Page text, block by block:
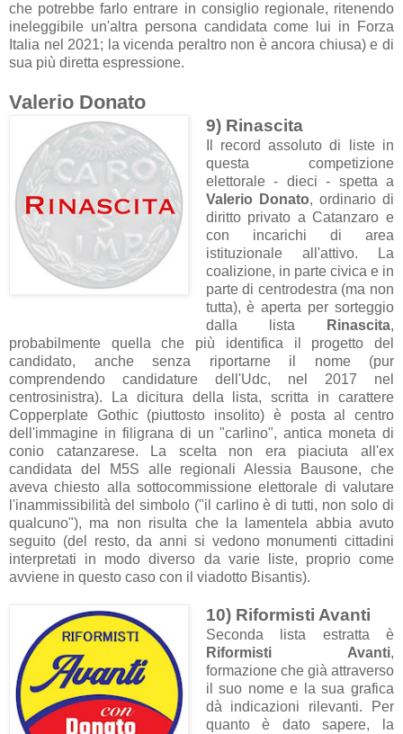
che potrebbe farlo entrare in consiglio regionale, ritenendo
ineleggibile un'altra persona candidata come lui in Forza
Italia nel 2021; la vicenda peraltro non è ancora chiusa) e di
sua più diretta espressione.
Valerio Donato
9) Rinascita
Il record assoluto di liste in
questa competizione
elettorale - dieci - spetta a
Valerio Donato, ordinario di
diritto privato a Catanzaro e
con incarichi di area
istituzionale all'attivo. La
coalizione, in parte civica e in
parte di centrodestra (ma non
tutta), è aperta per sorteggio
dalla lista
Rinascita,
probabilmente quella che più identifica il progetto del
candidato, anche senza riportarne il nome (pur
comprendendo candidature dell'Udc, nel 2017 nel
centrosinistra). La dicitura della lista, scritta in carattere
Copperplate Gothic (piuttosto insolito) è posta al centro
dell'immagine in filigrana di un "carlino", antica moneta di
conio catanzarese. La scelta non era piaciuta all'ex
candidata del M5S alle regionali Alessia Bausone, che
aveva chiesto alla sottocommissione elettorale di valutare
l'inammissibilità del simbolo ("il carlino è di tutti, non solo di
qualcuno"), ma non risulta che la lamentela abbia avuto
seguito (del resto, da anni si vedono monumenti cittadini
interpretati in modo diverso da varie liste, proprio come
avviene in questo caso con il viadotto Bisantis).
10) Riformisti Avanti
Seconda lista estratta è
Riformisti Avanti,
formazione che già attraverso
il suo nome e la sua grafica
dà indicazioni rilevanti. Per
quanto è dato sapere, la